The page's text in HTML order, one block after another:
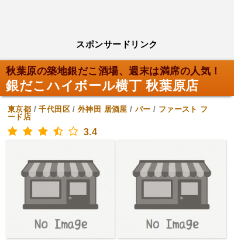
スポンサードリンク
秋葉原の築地銀だこ酒場、週末は満席の人気！
銀だこハイボール横丁 秋葉原店
東京都 /千代田区/外神田 居酒屋 / バー / ファースト フ
ード店
3.4